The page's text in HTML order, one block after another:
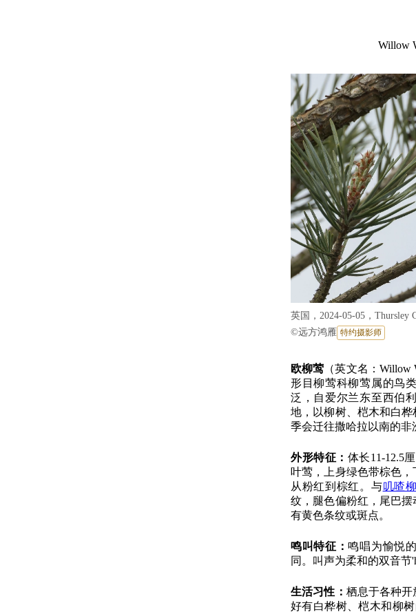
Willow
英国，2024-05-05，Thursley
©远方鸿雁 特约摄影师
欧柳莺 （英文名：Willow
形目柳莺科柳莺属的鸟
泛，自爱尔兰东至西伯
地，以柳树、桤木和白
季会迁往撒哈拉以南的非
外形特征： 体长11-12.5
叶莺，上身绿色带棕色
从粉红到棕红。与叽喳
纹，腿色偏粉红，尾巴
有黄色条纹或斑点。
鸣叫特征：鸣唱为愉悦
同。叫声为柔和的双音节
生活习性： 栖息于各种
好有白桦树、桤木和柳